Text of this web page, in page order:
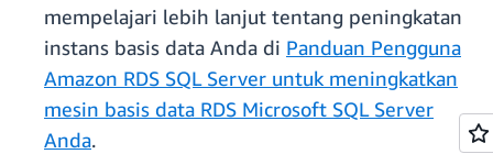
mempelajari lebih lanjut tentang peningkatan
instans basis data Anda di Panduan Pengguna
Amazon RDS SQL Server untuk meningkatkan
mesin basis data RDS Microsoft SQL Server
Anda.